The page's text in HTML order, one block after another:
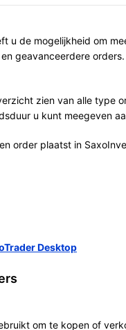
u de mogelijkheid om
geavanceerdere
zien van alle type
u kunt meegeven
order plaatst in
Desktop
om te kopen of